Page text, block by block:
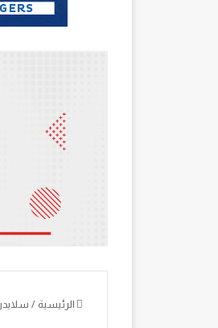
الرئيسية / سلايدر